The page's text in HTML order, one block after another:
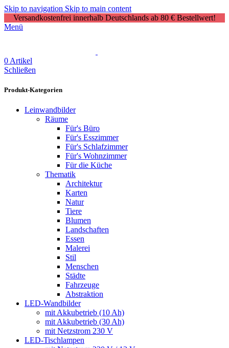
Skip to navigation Skip to main content
Versandkostenfrei innerhalb Deutschlands ab 80 € Bestellwert!
Menü
0 Artikel
Schließen
Produkt-Kategorien
Leinwandbilder
Räume
Für's Büro
Für's Esszimmer
Für's Schlafzimmer
Für's Wohnzimmer
Für die Küche
Thematik
Architektur
Karten
Natur
Tiere
Blumen
Landschaften
Essen
Malerei
Stil
Menschen
Städte
Fahrzeuge
Abstraktion
LED-Wandbilder
mit Akkubetrieb (10 Ah)
mit Akkubetrieb (30 Ah)
mit Netzstrom 230 V
LED-Tischlampen